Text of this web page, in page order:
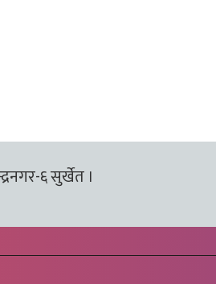
६ सुर्खेत ।